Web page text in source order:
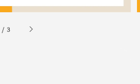
/ 3